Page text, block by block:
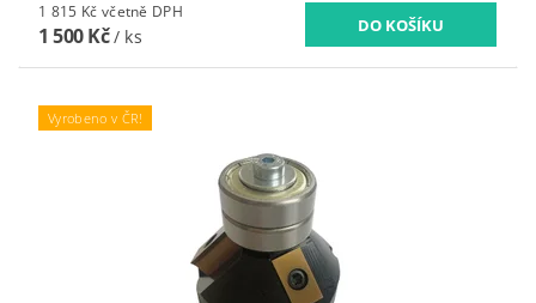
1 815 Kč včetně DPH
1 500 Kč/ ks
Vyrobeno v ČR!